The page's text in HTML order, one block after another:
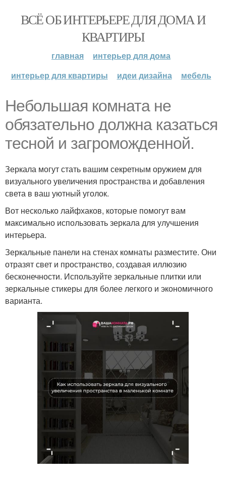
ВСЁ ОБ ИНТЕРЬЕРЕ ДЛЯ ДОМА И
КВАРТИРЫ
главная
интерьер для дома
интерьер для квартиры
идеи дизайна мебель
Небольшая комната не
обязательно должна казаться
тесной и загроможденной.
Зеркала могут стать вашим секретным оружием для
визуального увеличения пространства и добавления
света в ваш уютный уголок.
Вот несколько лайфхаков, которые помогут вам
максимально использовать зеркала для улучшения
интерьера.
Зеркальные панели на стенах комнаты разместите. Они
отразят свет и пространство, создавая иллюзию
бесконечности. Используйте зеркальные плитки или
зеркальные стикеры для более легкого и экономичного
варианта.